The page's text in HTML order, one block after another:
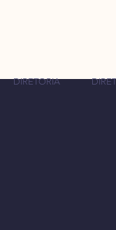
DIRETORIA